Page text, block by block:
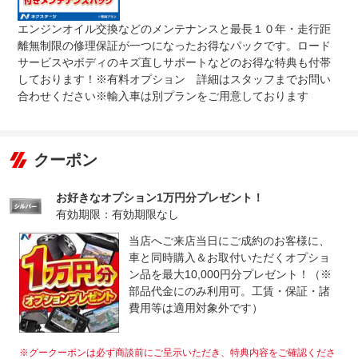
法定整備
について
１．契約後～納車までに法定点検を実施致します。 ２．
支払総額に整備代金を含んでおります。 ３．点検記録簿
が発行されます。
エンジンオイル交換などのメンテナンスと最長１０年・走行距
離無制限の修理保証が一つになったお得なパックです。ロード
サービスやボディのキズ直しサポートなどのお得な特典も付帯
しております！※有料オプション 詳細はスタッフまでお問い
合わせください※輸入車は別プランをご用意しております
クーポン
お好きなオプション1万円分プレゼント！
有効期限：有効期限なし
当店へご来店当日にご成約のお客様に、
車と同時購入＆お取付いただくオプショ
ン品を最大10,000円分プレゼント！（※
部品代金にのみ利用可。工賃・保証・諸
費用等は適用対象外です）
※グークーポンは必ず商談前にご呈示いただき、特典内容をご確認くださ